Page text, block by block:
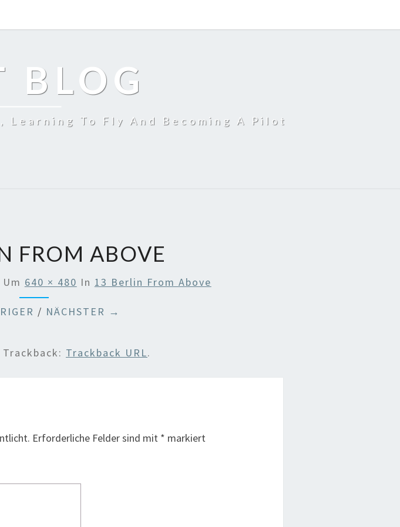
BLOG
Learning To Fly And Becoming A Pilot
FROM ABOVE
Um 640 × 480 In 13 Berlin From Above
/ NÄCHSTER →
Trackback URL.
Erforderliche Felder sind mit * markiert